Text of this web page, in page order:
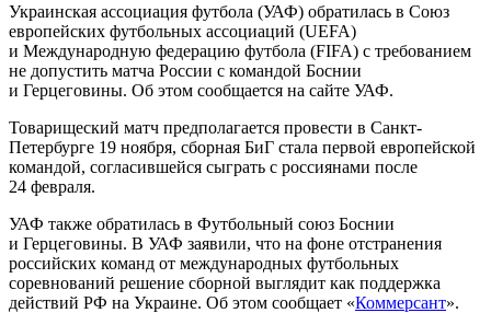
Украинская ассоциация футбола (УАФ) обратилась в Союз
европейских футбольных ассоциаций (UEFA)
и Международную федерацию футбола (FIFA) с требованием
не допустить матча России с командой Боснии
и Герцеговины. Об этом сообщается на сайте УАФ.
Товарищеский матч предполагается провести в Санкт-
Петербурге 19 ноября, сборная БиГ стала первой европейской
командой, согласившейся сыграть с россиянами после
24 февраля.
УАФ также обратилась в Футбольный союз Боснии
и Герцеговины. В УАФ заявили, что на фоне отстранения
российских команд от международных футбольных
соревнований решение сборной выглядит как поддержка
действий РФ на Украине. Об этом сообщает «Коммерсант».